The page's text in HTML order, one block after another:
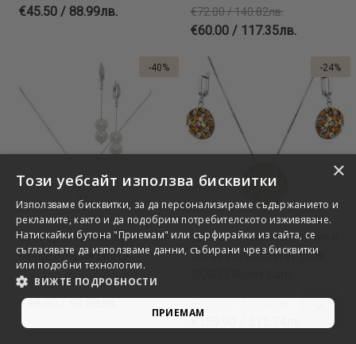
€45.50 / 88.99лв. €72.00 / 140.82лв.
€60.00 / 117.35лв.
Сребърен комплект колие и
обеци с перли SK519
€79.90 / 156.27лв.
€48.00 / 93.88лв.
-40%
Сребърен комплект колие и
обеци с кристали от Sw®
-24%
×
Този уебсайт използва бисквитки
Използваме бисквитки, за да персонализираме съдържанието и
рекламите, както и да подобрим потребителското изживяване.
Натискайки бутона "Приемам" или сърфирайки из сайта, се
съгласявате да използваме данни, събирани чрез бисквитки
или подобни технологии.
ВИЖТЕ ПОДРОБНОСТИ
ПРИЕМАМ